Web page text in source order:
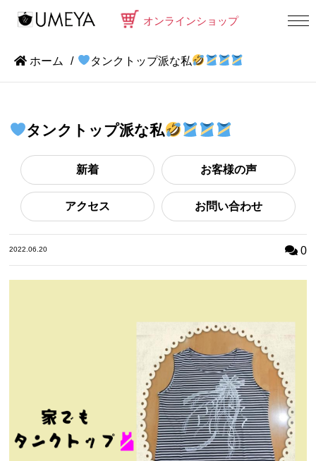
オンラインショップ
ホーム タンクトップ派な私
タンクトップ派な私
新着 お客様の声
アクセス お問い合わせ
2022.06.20 0